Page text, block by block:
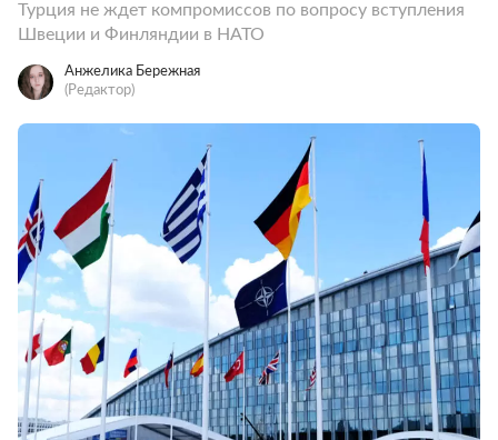
Турция не ждет компромиссов по вопросу вступления
Швеции и Финляндии в НАТО
Анжелика Бережная
(Редактор)